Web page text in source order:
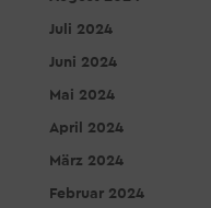
Juli 2024
Juni 2024
Mai 2024
April 2024
März 2024
Februar 2024